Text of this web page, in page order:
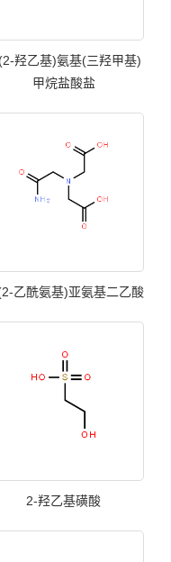
羟乙基)氨基(三羟甲基)
甲烷盐酸盐
乙酰氨基)亚氨基二乙酸
2-羟乙基磺酸